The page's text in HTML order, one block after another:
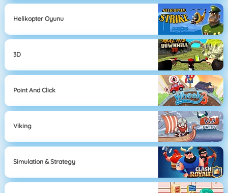
Helikopter Oyunu
3D
Point And Click
Viking
Simulation & Strategy